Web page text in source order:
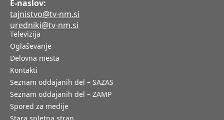
E-naslov:
tajnistvo@tv-nm.si
uredniki@tv-nm.si
Televizija
Oglaševanje
Delovna mesta
Kontakti
Seznam oddajanih del – SAZAS
Seznam oddajanih del – ZAMP
Spored za medije